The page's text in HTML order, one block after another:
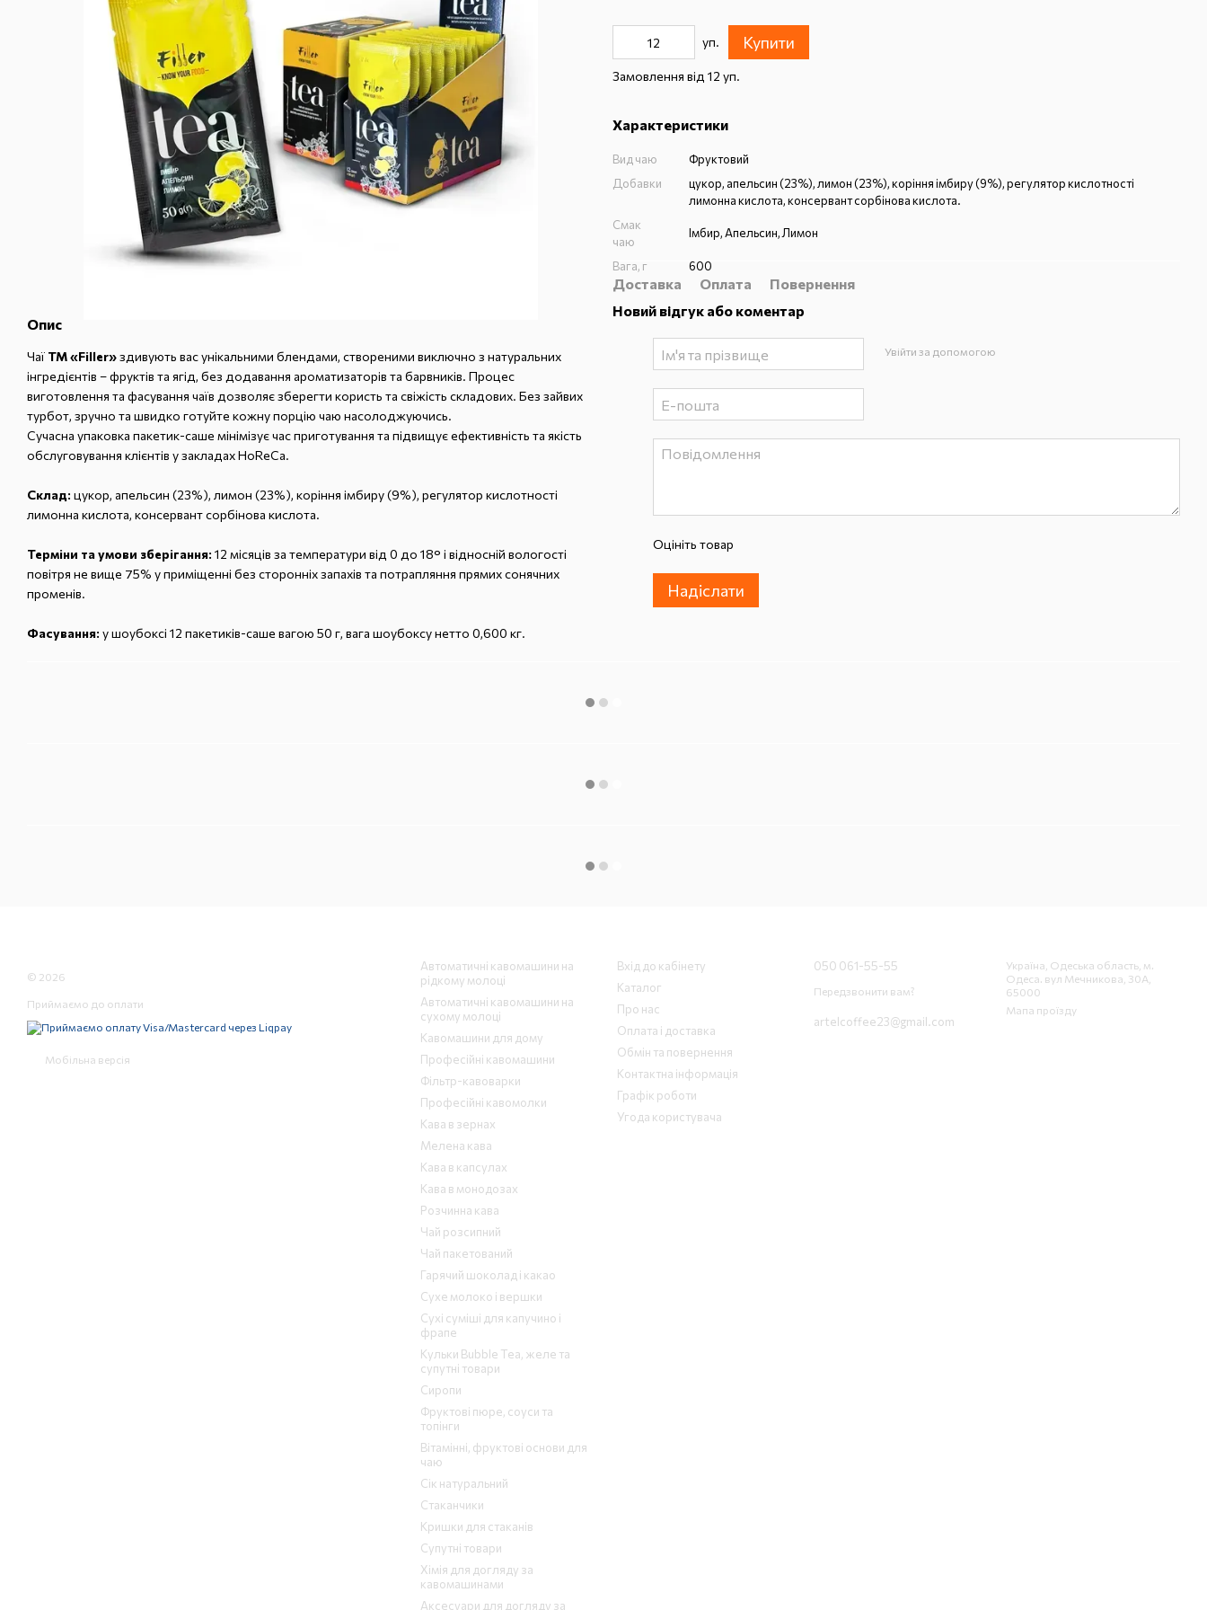
Опис
Чаї ТМ «Filler»здивують вас унікальними блендами, створеними виключно з натуральних
інгредієнтів – фруктів та ягід, без додавання ароматизаторів та барвників. Процес
виготовлення та фасування чаїв дозволяє зберегти користь та свіжість складових. Без зайвих
турбот, зручно та швидко готуйте кожну порцію чаю насолоджуючись.
Сучасна упаковка пакетик-саше мінімізує час приготування та підвищує ефективність та якість
обслуговування клієнтів у закладах HoReCа.
Склад: цукор, апельсин (23%), лимон (23%), коріння імбиру (9%), регулятор кислотності
лимонна кислота, консервант сорбінова кислота.
Терміни та умови зберігання: 12 місяців за температури від 0 до 18° і відносній вологості
повітря не вище 75% у приміщенні без сторонніх запахів та потрапляння прямих сонячних
променів.
Фасування: у шоубоксі 12 пакетиків-саше вагою 50 г, вага шоубоксу нетто 0,600 кг.
уп. Купити
Замовлення від 12 уп.
Характеристики
Вид чаю
Фруктовий
Добавки
цукор, апельсин (23%), лимон (23%), коріння імбиру (9%), регулятор кислотності
лимонна кислота, консервант сорбінова кислота.
Смак
чаю
Імбир, Апельсин, Лимон
Вага, г 600
Доставка Оплата
Повернення
Новий відгук або коментар
Увійти за допомогою
Оцініть товар
Надіслати
© 2026
Приймаємо до оплати
Мобільна версія
Автоматичні кавомашини на
рідкому молоці
Автоматичні кавомашини на
сухому молоці
Кавомашини для дому
Професійні кавомашини
Фільтр-кавоварки
Професійні кавомолки
Кава в зернах
Мелена кава
Кава в капсулах
Кава в монодозах
Розчинна кава
Чай розсипний
Чай пакетований
Гарячий шоколад і какао
Сухе молоко і вершки
Сухі суміші для капучино і
фрапе
Кульки Bubble Tea, желе та
супутні товари
Сиропи
Фруктові пюре, соуси та
топінги
Вітамінні, фруктові основи для
чаю
Сік натуральний
Стаканчики
Кришки для стаканів
Супутні товари
Хімія для догляду за
кавомашинами
Аксесуари для догляду за
Вхід до кабінету
Каталог
Про нас
Оплата і доставка
Обмін та повернення
Контактна інформація
Графік роботи
Угода користувача
050 061-55-55
Передзвонити вам?
artelcoffee23@gmail.com
Україна, Одеська область, м.
Одеса. вул Мечникова, 30А,
65000
Мапа проїзду